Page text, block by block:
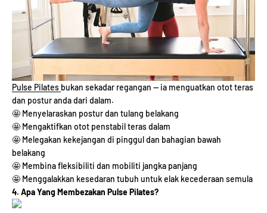
Pulse Pilates bukan sekadar regangan — ia menguatkan otot teras
dan postur anda dari dalam.
🤩 Menyelaraskan postur dan tulang belakang
🤩 Mengaktifkan otot penstabil teras dalam
🤩 Melegakan kekejangan di pinggul dan bahagian bawah
belakang
🤩 Membina fleksibiliti dan mobiliti jangka panjang
🤩 Menggalakkan kesedaran tubuh untuk elak kecederaan semula
4. Apa Yang Membezakan Pulse Pilates?